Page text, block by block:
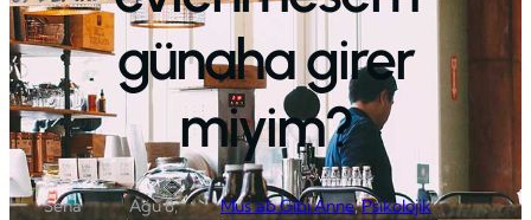
günaha girer
miyim?
Sena
Ağu 8,
Mus’ab Gibi Anne, Psikolojik